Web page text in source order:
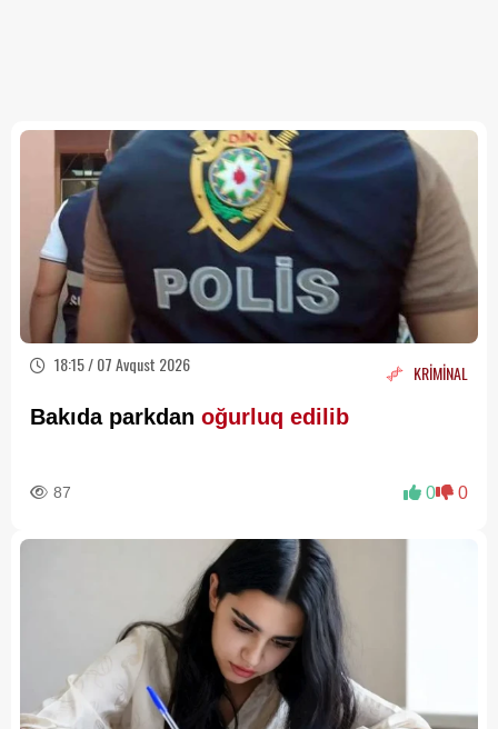
18:15 / 07 Avqust 2026 KRİMİNAL
Bakıda parkdan oğurluq edilib
87 0 0